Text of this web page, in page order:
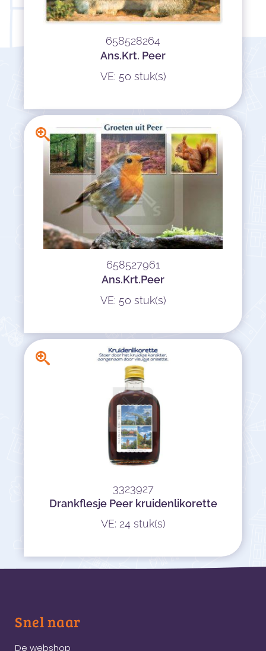
658528264
Ans.Krt. Peer
VE: 50 stuk(s)
658527961
Ans.Krt.Peer
VE: 50 stuk(s)
3323927
Drankflesje Peer kruidenlikorette
VE: 24 stuk(s)
Snel naar
De webshop